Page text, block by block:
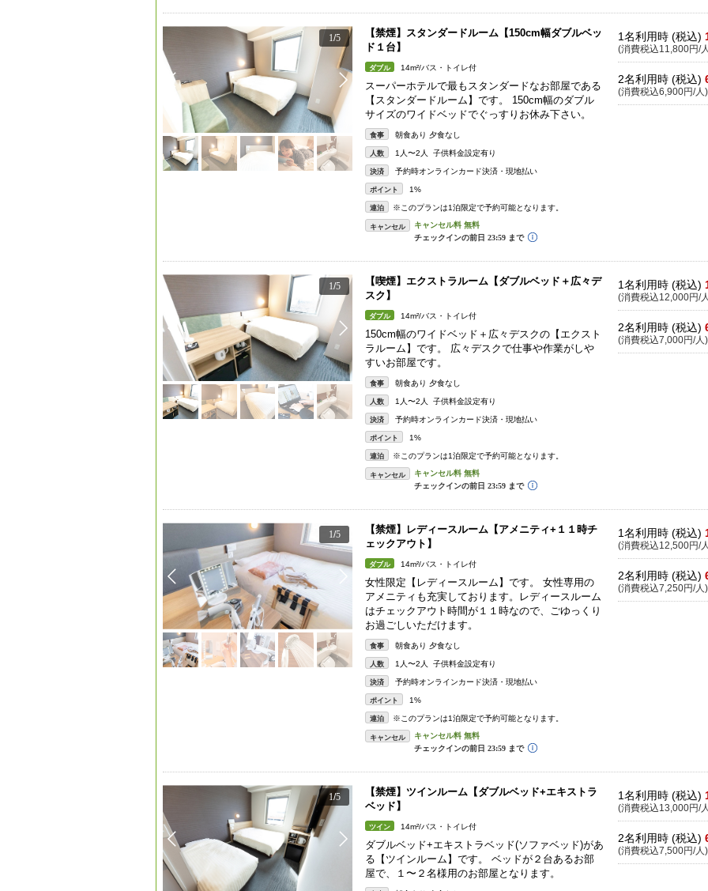
1/5
【禁煙】スタンダードルーム【150cm幅ダブルベッ
ド１台】
ダブル 14m²/バス・トイレ付
スーパーホテルで最もスタンダードなお部屋である
【スタンダードルーム】です。 150cm幅のダブル
サイズのワイドベッドでぐっすりお休み下さい。
食事 朝食あり 夕食なし
人数 1人〜2人 子供料金設定有り
決済 予約時オンラインカード決済・現地払い
ポイント 1%
連泊 ※このプランは1泊限定で予約可能となります。
キャンセル
1名利用時 (税込)
(消費税込11,800円/
2名利用時 (税込)
(消費税込6,900円/人)
1/5
【喫煙】エクストラルーム【ダブルベッド＋広々デ
スク】
ダブル 14m²/バス・トイレ付
150cm幅のワイドベッド＋広々デスクの【エクスト
ラルーム】です。 広々デスクで仕事や作業がしや
すいお部屋です。
食事 朝食あり 夕食なし
人数 1人〜2人 子供料金設定有り
決済 予約時オンラインカード決済・現地払い
ポイント 1%
連泊 ※このプランは1泊限定で予約可能となります。
キャンセル
1名利用時 (税込)
(消費税込12,000円/
2名利用時 (税込)
(消費税込7,000円/人)
1/5
【禁煙】レディースルーム【アメニティ+１１時チ
ェックアウト】
ダブル 14m²/バス・トイレ付
女性限定【レディースルーム】です。 女性専用の
アメニティも充実しております。レディースルーム
はチェックアウト時間が１１時なので、ごゆっくり
お過ごしいただけます。
食事 朝食あり 夕食なし
人数 1人〜2人 子供料金設定有り
決済 予約時オンラインカード決済・現地払い
ポイント 1%
連泊 ※このプランは1泊限定で予約可能となります。
キャンセル
1名利用時 (税込)
(消費税込12,500円/
2名利用時 (税込)
(消費税込7,250円/人)
1/5
【禁煙】ツインルーム【ダブルベッド+エキストラ
ベッド】
ツイン 14m²/バス・トイレ付
ダブルベッド+エキストラベッド(ソファベッド)があ
る【ツインルーム】です。 ベッドが２台あるお部
屋で、１〜２名様用のお部屋となります。
1名利用時 (税込)
(消費税込13,000円/
2名利用時 (税込)
(消費税込7,500円/人)